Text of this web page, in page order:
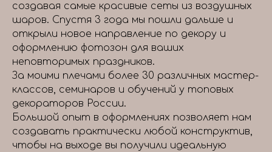
создавая самые красивые сеты из воздушных
шаров. Спустя 3 года мы пошли дальше и
открыли новое направление по декору и
оформлению фотозон для ваших
неповторимых праздников.
За моими плечами более 30 различных мастер-
классов, семинаров и обучений у топовых
декораторов России.
Большой опыт в оформлениях позволяет нам
создавать практически любой конструктив,
чтобы на выходе вы получили идеальную